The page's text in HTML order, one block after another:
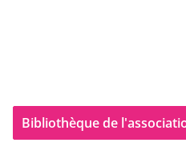
Bibliothèque de